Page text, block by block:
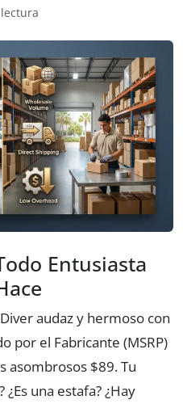
Entusiasta
audaz y hermoso con
por el Fabricante (MSRP)
asombrosos $89. Tu
una estafa? ¿Hay